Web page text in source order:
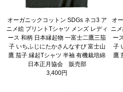
オーガニックコットン SDGs ネコ3 ア
ニメ絵 プリントTシャツ メンズ レディ
ース 和柄 日本縁起物 一富士二鷹三茄
子 いちふじにたかさんなすび 富士山
鷹 茄子 縁起Tシャツ 半袖 有機栽培綿
日本正月協会 販売部
3,400円
オ
ニ
ー
子
鷹